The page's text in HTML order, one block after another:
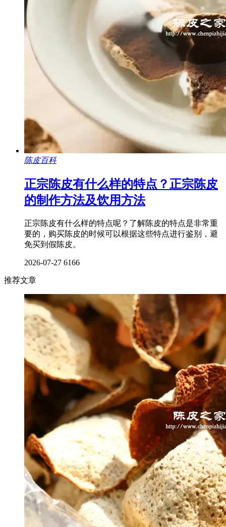
陈皮百科
正宗陈皮有什么样的特点？正宗陈皮
的制作方法及饮用方法
正宗陈皮有什么样的特点呢？了解陈皮的特点是非常重
要的，购买陈皮的时候可以根据这些特点进行鉴别，避
免买到假陈皮。
2026-07-27 6166
推荐文章